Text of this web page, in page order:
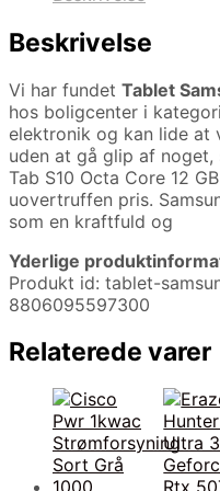
Beskrivelse
Vi har fundet Tablet
hos boligcenter i
elektronik og kan lide
uden at gå glip af noget,
Tab S10 Octa Core 12
uovertruffen pris.
som en kraftfuld og
Yderlige
Produkt id: tablet-
8806095597300
Relaterede varer